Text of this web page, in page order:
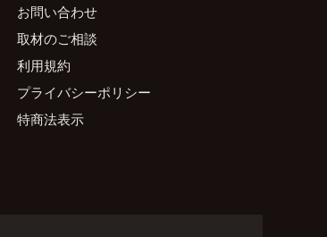
お問い合わせ
取材のご相談
利用規約
プライバシーポリシー
特商法表示